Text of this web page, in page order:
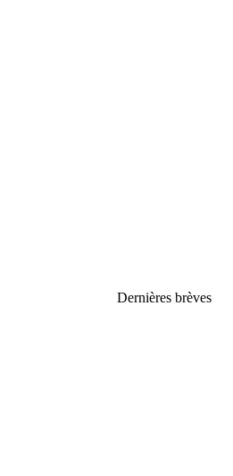
Dernières brèves